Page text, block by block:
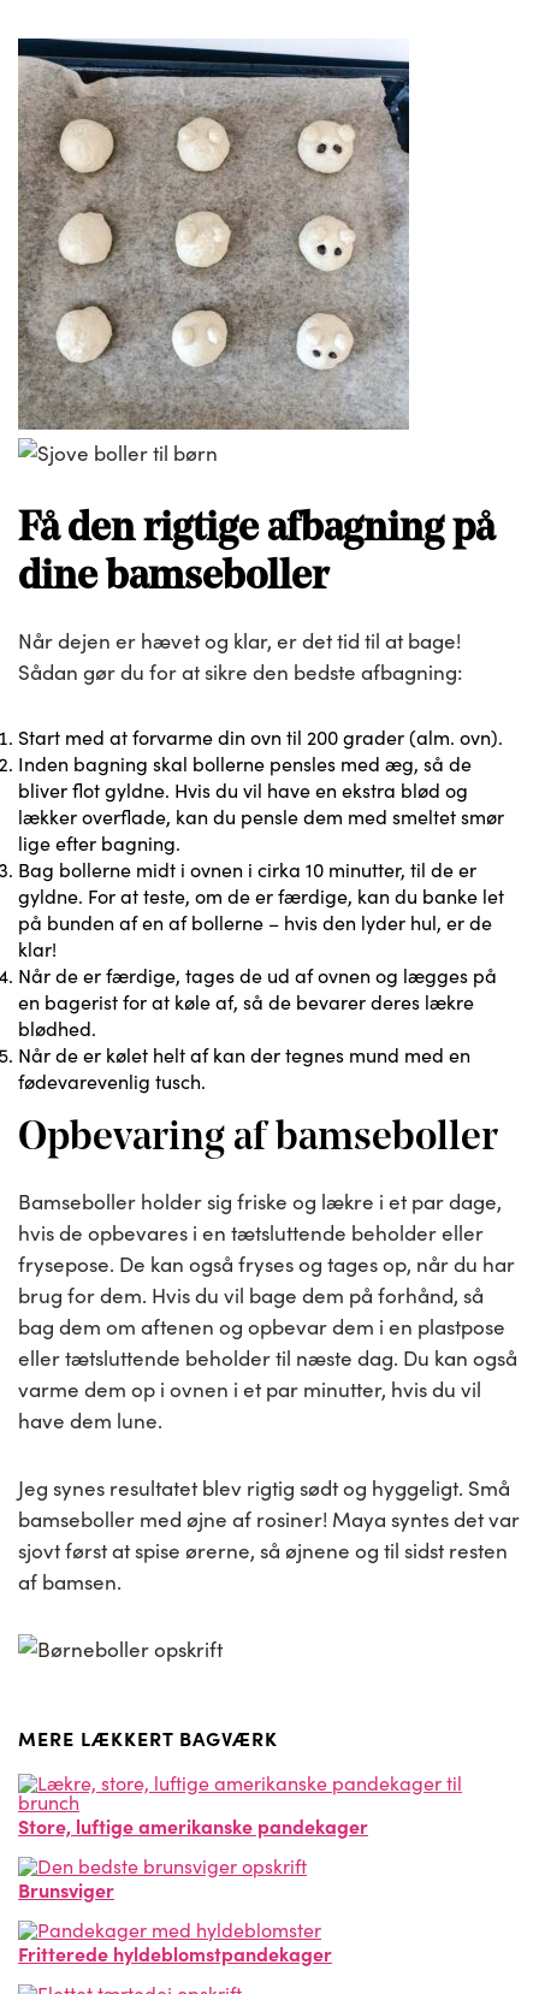
Få den rigtige afbagning på
dine bamseboller
Når dejen er hævet og klar, er det tid til at bage!
Sådan gør du for at sikre den bedste afbagning:
Start med at forvarme din ovn til 200 grader (alm. ovn).
Inden bagning skal bollerne pensles med æg, så de
bliver flot gyldne. Hvis du vil have en ekstra blød og
lækker overflade, kan du pensle dem med smeltet smør
lige efter bagning.
Bag bollerne midt i ovnen i cirka 10 minutter, til de er
gyldne. For at teste, om de er færdige, kan du banke let
på bunden af en af bollerne – hvis den lyder hul, er de
klar!
Når de er færdige, tages de ud af ovnen og lægges på
en bagerist for at køle af, så de bevarer deres lækre
blødhed.
Når de er kølet helt af kan der tegnes mund med en
fødevarevenlig tusch.
Opbevaring af bamseboller
Bamseboller holder sig friske og lækre i et par dage,
hvis de opbevares i en tætsluttende beholder eller
frysepose. De kan også fryses og tages op, når du har
brug for dem. Hvis du vil bage dem på forhånd, så
bag dem om aftenen og opbevar dem i en plastpose
eller tætsluttende beholder til næste dag. Du kan også
varme dem op i ovnen i et par minutter, hvis du vil
have dem lune.
Jeg synes resultatet blev rigtig sødt og hyggeligt. Små
bamseboller med øjne af rosiner! Maya syntes det var
sjovt først at spise ørerne, så øjnene og til sidst resten
af bamsen.
MERE LÆKKERT BAGVÆRK
Store, luftige amerikanske pandekager
Brunsviger
Fritterede hyldeblomstpandekager